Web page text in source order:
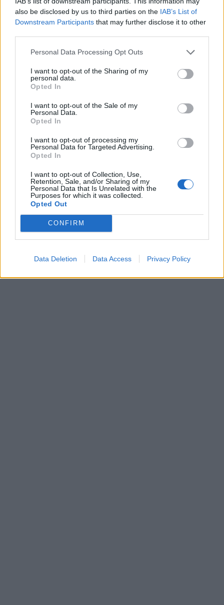
also be disclosed by us to third parties on the IAB’s List of
Downstream Participants that may further disclose it to other
Personal Data Processing Opt Outs
I want to opt-out of the Sharing of my
personal data.
Opted In
I want to opt-out of the Sale of my
Personal Data.
Opted In
I want to opt-out of processing my
Personal Data for Targeted Advertising.
Opted In
I want to opt-out of Collection, Use,
Retention, Sale, and/or Sharing of my
Personal Data that Is Unrelated with the
Purposes for which it was collected.
Opted Out
CONFIRM
Data Deletion Data Access Privacy Policy
ΕΓΓΡΑΦΗ ΣΤΟ NEWSLETTER
ΤΕΛΕΥΤΑΙΟ ΤΕΥΧΟΣ
Περιεχόμενα τεύχους